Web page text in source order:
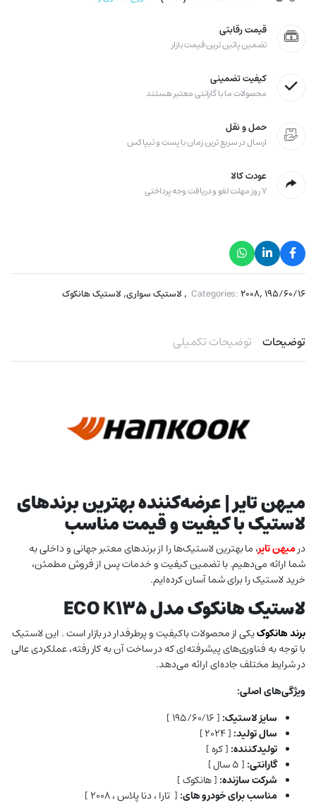
قیمت رقابتی
تضمین پائین ترین قیمت بازار
کیفیت تضمینی
محصولات ما با گارانتی معتبر هستند
حمل و نقل
ارسال در سریع ترین زمان با پست و تیپاکس
عودت کالا
۷ روز مهلت لغو و دریافت وجه پرداختی
Categories:۲۰۰۸,۱۹۵/۶۰/۱۶ , لاستیک سواری, لاستیک هانکوک
توضیحات توضیحات تکمیلی
میهن تایر | عرضه‌کننده بهترین برندهای
لاستیک با کیفیت و قیمت مناسب
درمیهن تایر، ما بهترین لاستیک‌ها را از برندهای معتبر جهانی و داخلی به
شما ارائه می‌دهیم. با تضمین کیفیت و خدمات پس از فروش مطمئن،
خرید لاستیک را برای شما آسان کرده‌ایم.
لاستیک هانکوک مدل ECO K135
برند هانکوکیکی از محصولات باکیفیت و پرطرفدار در بازار است . این لاستیک
با توجه به فناوری‌های پیشرفته‌ای که در ساخت آن به کار رفته، عملکردی عالی
در شرایط مختلف جاده‌ای ارائه می‌دهد.
ویژگی‌های اصلی:
سایز لاستیک: [ ۱۹۵/۶۰/۱۶ ]
سال تولید: [ ۲۰۲۴ ]
تولیدکننده: [ کره ]
گارانتی: [ ۵ سال ]
شرکت سازنده: [ هانکوک ]
مناسب برای خودرو های: [ تارا ، دنا پلاس ، ۲۰۰۸ ]